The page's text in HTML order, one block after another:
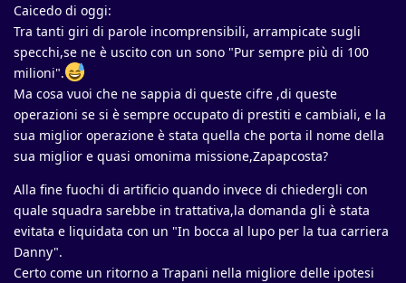
Caicedo di oggi:
Tra tanti giri di parole incomprensibili, arrampicate sugli
specchi,se ne è uscito con un sono "Pur sempre più di 100
milioni".
Ma cosa vuoi che ne sappia di queste cifre ,di queste
operazioni se si è sempre occupato di prestiti e cambiali, e la
sua miglior operazione è stata quella che porta il nome della
sua miglior e quasi omonima missione,Zapapcosta?
Alla fine fuochi di artificio quando invece di chiedergli con
quale squadra sarebbe in trattativa,la domanda gli è stata
evitata e liquidata con un "In bocca al lupo per la tua carriera
Danny".
Certo come un ritorno a Trapani nella migliore delle ipotesi